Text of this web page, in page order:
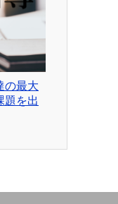
の最大
題を出